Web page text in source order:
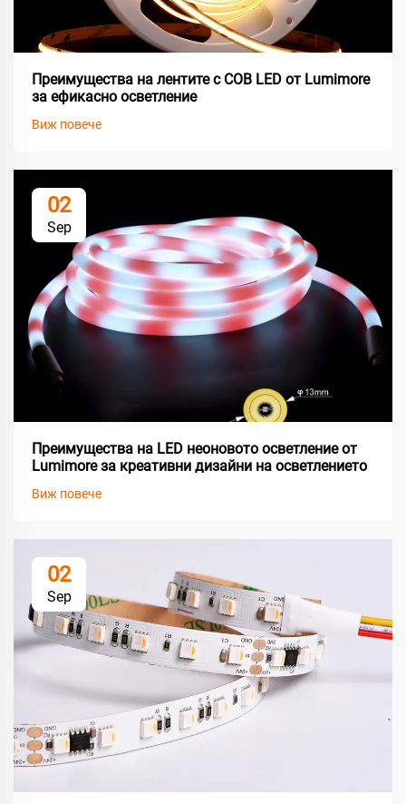
Преимущества на лентите с COB LED от Lumimore
за ефикасно осветление
Виж повече
02
Sep
Преимущества на LED неоновото осветление от
Lumimore за креативни дизайни на осветлението
Виж повече
02
Sep